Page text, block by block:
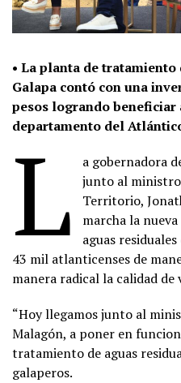
• La planta de
Galapa contó con una
pesos logrando
departamento del
L
a gobernadora
junto al ministro
Territorio,
marcha la
aguas
43 mil atlanticenses de
manera radical la calidad de
“Hoy llegamos junto al
Malagón, a poner en
tratamiento de aguas
galaperos.